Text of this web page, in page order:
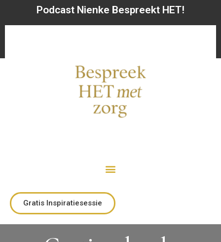
Podcast Nienke Bespreekt HET!
Gratis Inspiratiesessie